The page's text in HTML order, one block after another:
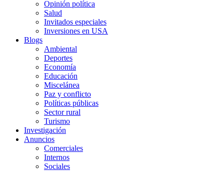
Opinión política
Salud
Invitados especiales
Inversiones en USA
Blogs
Ambiental
Deportes
Economía
Educación
Miscelánea
Paz y conflicto
Políticas públicas
Sector rural
Turismo
Investigación
Anuncios
Comerciales
Internos
Sociales